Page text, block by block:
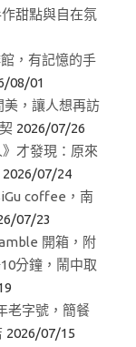
甜點與自在氛
，有記憶的手
08/01
美，讓人想再訪
2026/07/26
才發現：原來
2026/07/24
coffee，南
07/23
開箱，附
分鐘，鬧中取
老字號，簡餐
2026/07/15